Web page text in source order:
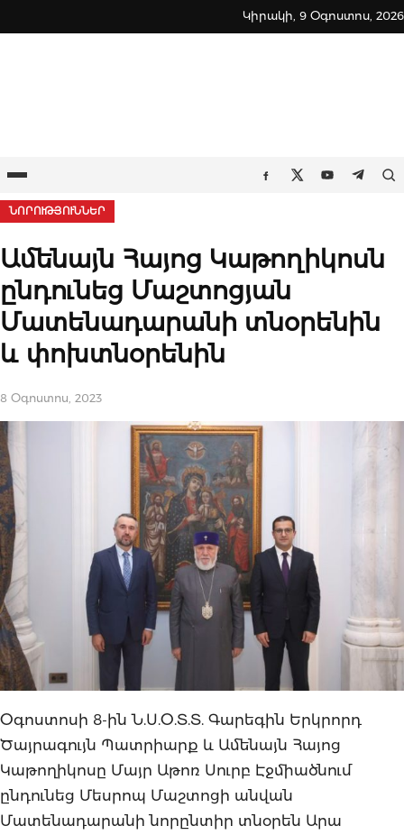
to
Կիրակի, 9 Օգոստոս, 2026
Ընտրացանկ Facebook
TwitterYoutube
ՆՈՐՈՒԹՅՈՒՆՆԵՐ
Ամենայն Հայոց Կաթողիկոսն
ընդունեց Մաշտոցյան
Մատենադարանի տնօրենին
և փոխտնօրենին
8 Օգոստոս, 2023
Օգոստոսի 8-ին Ն.Ս.Օ.Տ.Տ. Գարեգին Երկրորդ
Ծայրագույն Պատրիարք և Ամենայն Հայոց
Կաթողիկոսը Մայր Աթոռ Սուրբ Էջմիածնում
ընդունեց Մեսրոպ Մաշտոցի անվան
Մատենադարանի նորընտիր տնօրեն Արա